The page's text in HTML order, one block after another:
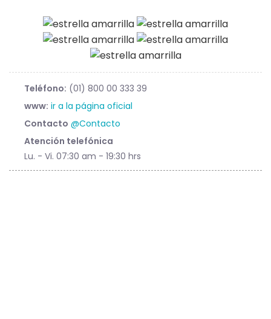
Teléfono: (01) 800 00 333 39
www: ir a la página oficial
Contacto @Contacto
Atención telefónica
Lu. - Vi. 07:30 am - 19:30 hrs